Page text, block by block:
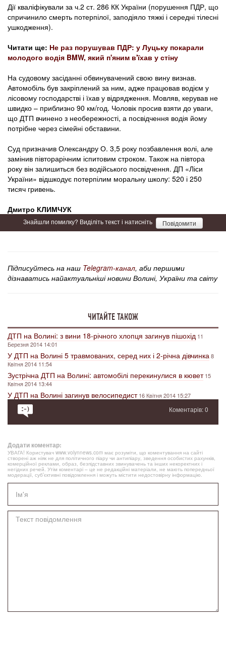
Дії кваліфікували за ч.2 ст. 286 КК України (порушення ПДР, що
спричинило смерть потерпілої, заподіяло тяжкі і середні тілесні
ушкодження).
Читати ще: Не раз порушував ПДР: у Луцьку покарали
молодого водія BMW, який п'яним в'їхав у стіну
На судовому засіданні обвинувачений свою вину визнав.
Автомобіль був закріплений за ним, адже працював водієм у
лісовому господарстві і їхав у відрядження. Мовляв, керував не
швидко – приблизно 90 км/год. Чоловік просив взяти до уваги,
що ДТП вчинено з необережності, а посвідчення водія йому
потрібне через сімейні обставини.
Суд призначив Олександру О. 3,5 року позбавлення волі, але
замінив півторарічним іспитовим строком. Також на півтора
року він залишиться без водійського посвідчення. ДП «Ліси
України» відшкодує потерпілим моральну школу: 520 і 250
тисяч гривень.
Дмитро КЛИМЧУК
Знайшли помилку? Виділіть текст і натисніть Повідомити
Підписуйтесь на наш Telegram-канал, аби першими
дізнаватись найактуальніші новини Волині, України та світу
ЧИТАЙТЕ ТАКОЖ
ДТП на Волині: з вини 18-річного хлопця загинув пішохід 11
Березня 2014 14:01
У ДТП на Волині 5 травмованих, серед них і 2-річна дівчинка 8
Квітня 2014 11:54
Зустрічна ДТП на Волині: автомобілі перекинулися в кювет 15
Квітня 2014 13:44
У ДТП на Волині загинув велосипедист 16 Квітня 2014 15:27
Коментарів: 0
Додати коментар:
УВАГА! Користувач www.volynnews.com має розуміти, що коментування на сайті
створені аж ніяк не для політичного піару чи антипіару, зведення особистих рахунків,
комерційної реклами, образ, безпідставних звинувачень та інших некоректних і
негідних речей. Утім коментарі – це не редакційні матеріали, не мають попередньої
модерації, суб’єктивні повідомлення і можуть містити недостовірну інформацію.